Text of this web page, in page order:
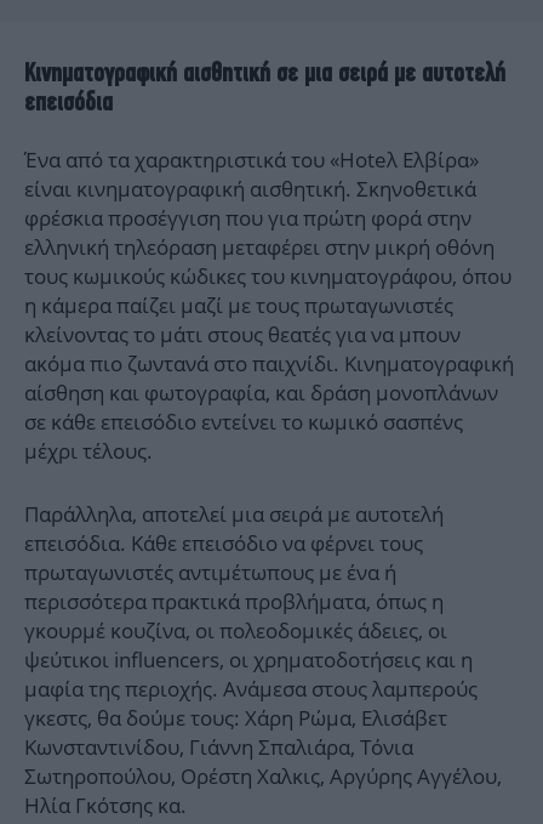
Κινηματογραφική αισθητική σε μια σειρά με αυτοτελή
επεισόδια
Ένα από τα χαρακτηριστικά του «Hoteλ Ελβίρα»
είναι κινηματογραφική αισθητική. Σκηνοθετικά
φρέσκια προσέγγιση που για πρώτη φορά στην
ελληνική τηλεόραση μεταφέρει στην μικρή οθόνη
τους κωμικούς κώδικες του κινηματογράφου, όπου
η κάμερα παίζει μαζί με τους πρωταγωνιστές
κλείνοντας το μάτι στους θεατές για να μπουν
ακόμα πιο ζωντανά στο παιχνίδι. Κινηματογραφική
αίσθηση και φωτογραφία, και δράση μονοπλάνων
σε κάθε επεισόδιο εντείνει το κωμικό σασπένς
μέχρι τέλους.
Παράλληλα, αποτελεί μια σειρά με αυτοτελή
επεισόδια. Κάθε επεισόδιο να φέρνει τους
πρωταγωνιστές αντιμέτωπους με ένα ή
περισσότερα πρακτικά προβλήματα, όπως η
γκουρμέ κουζίνα, οι πολεοδομικές άδειες, οι
ψεύτικοι influencers, οι χρηματοδοτήσεις και η
μαφία της περιοχής. Ανάμεσα στους λαμπερούς
γκεστς, θα δούμε τους: Χάρη Ρώμα, Ελισάβετ
Κωνσταντινίδου, Γιάννη Σπαλιάρα, Τόνια
Σωτηροπούλου, Ορέστη Χαλκις, Αργύρης Αγγέλου,
Ηλία Γκότσης κα.